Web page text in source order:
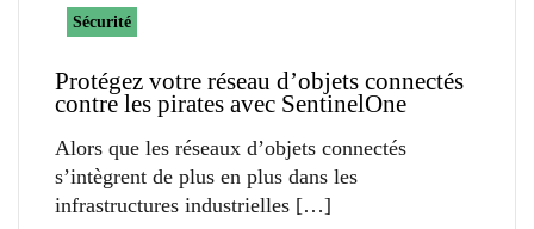
Sécurité
Protégez votre réseau d’objets connectés
contre les pirates avec SentinelOne
Alors que les réseaux d’objets connectés
s’intègrent de plus en plus dans les
infrastructures industrielles